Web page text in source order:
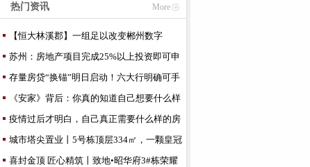
热门资讯 More
【恒大林溪郡】一组足以改变郴州数字
苏州：房地产项目完成25%以上投资即可申
请预售
存量房贷“换锚”明日启动！六大行明确可手
机银行办理
《安家》背后：你真的知道自己想要什么样
的房子吗？
疫情过后才明白，自己真正需要什么样的房
子
城市塔尖置业丨5号栋顶层334㎡，一颗皇冠
上的宝石
喜封金顶 匠心精筑丨致地•昭华府3#栋荣耀